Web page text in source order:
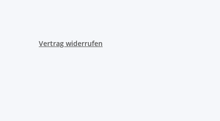
Vertrag widerrufen